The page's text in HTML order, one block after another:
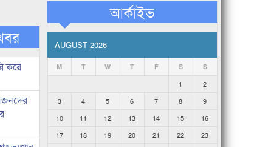
করে
আর্কাইভ
AUGUST 2026
M T W T F S S
1
2
3
4 5 6 7 8
9
10
11 12 13 14 15
16
17
18 19 20 21 22
23